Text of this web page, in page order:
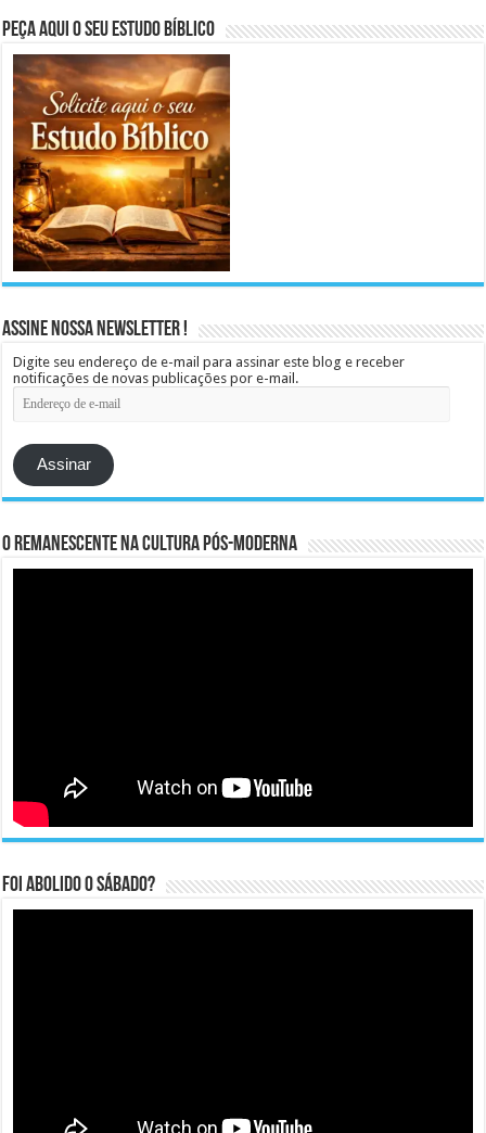
Peça aqui o seu Estudo Bíblico
Assine Nossa Newsletter !
Digite seu endereço de e-mail para assinar este blog e receber
notificações de novas publicações por e-mail.
Endereço
de
e-
mail
Assinar
O remanescente na cultura pós-moderna
Foi abolido o sábado?